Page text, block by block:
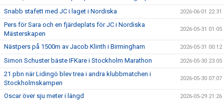
Snabb stafett med JC i laget i Nordiska 2026-06-01 22:31
Pers för Sara och en fjärdeplats för JC i Nordiska
Mästerskapen
2026-05-31 01:05
Nästpers på 1500m av Jacob Klinth i Birmingham 2026-05-31 00:12
Simon Schuster bäste IFKare i Stockholm Marathon 2026-05-30 23:05
21 pbn när Lidingö blev trea i andra klubbmatchen i
Stockholmskampen
2026-05-30 07:07
Oscar över sju meter i längd 2026-05-29 21:26